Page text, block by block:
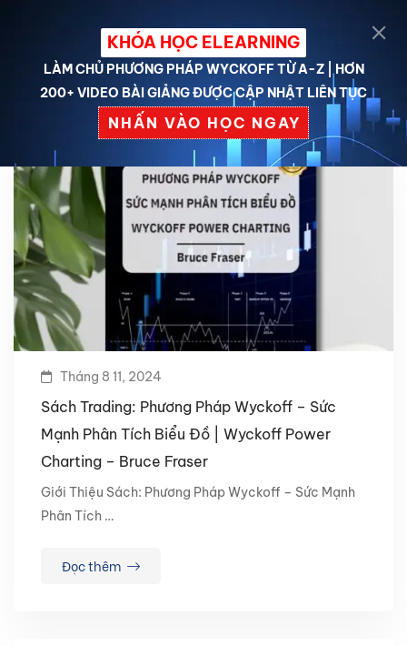
Tháng 8 11, 2024
Sách Trading: Phương Pháp Wyckoff – Sức
Mạnh Phân Tích Biểu Đồ | Wyckoff Power
Charting – Bruce Fraser
Giới Thiệu Sách: Phương Pháp Wyckoff – Sức Mạnh
Phân Tích …
Đọc thêm
KHÓA HỌC ELEARNING
LÀM CHỦ PHƯƠNG PHÁP WYCKOFF TỪ A-Z | HƠN
200+ VIDEO BÀI GIẢNG ĐƯỢC CẬP NHẬT LIÊN TỤC
NHẤN VÀO HỌC NGAY